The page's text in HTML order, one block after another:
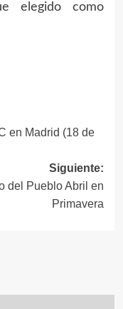
elegido como
en Madrid (18 de
Siguiente:
del Pueblo Abril en
Primavera